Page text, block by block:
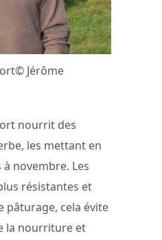
Jérôme
nourrit des
les mettant en
novembre. Les
résistantes et
pâturage, cela évite
la nourriture et